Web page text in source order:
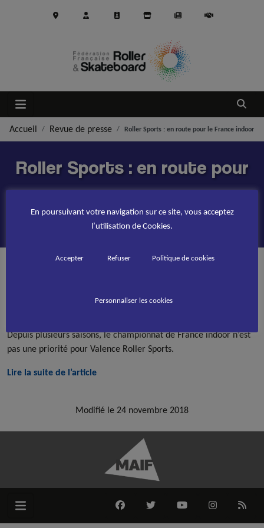
Ouvrir
Accueil Revue de presse Roller Sports : en route pour le France indoor
Roller Sports : en route pour
PUBLIÉ LE29 JANVIER 2016
le championnat de France qui se déroulera le week-end des 6 et
Depuis plusieurs saisons, le championnat de France indoor n’est
pas une priorité pour Valence Roller Sports.
Lire la suite de l’article
Modifié le 24 novembre 2018
FACEBOOKTWITTERYOUTUBEINSTAGRAM
RSS
En poursuivant votre navigation sur ce site, vous acceptez
l’utilisation de Cookies.
Accepter Refuser Politique de cookies
Personnaliser les cookies